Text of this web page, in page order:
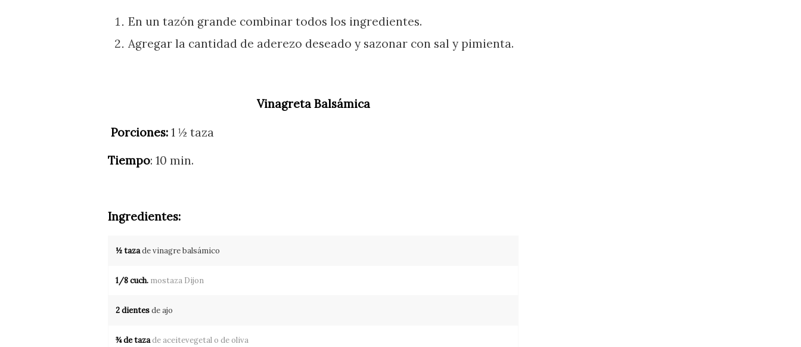
En un tazón grande combinar todos los ingredientes.
Agregar la cantidad de aderezo deseado y sazonar con sal y pimienta.
Vinagreta Balsámica
Porciones: 1 ½ taza
Tiempo: 10 min.
Ingredientes:
½ tazade vinagre balsámico
1/8 cuch. mostaza Dijon
2 dientesde ajo
¾ de tazade aceitevegetal o de oliva